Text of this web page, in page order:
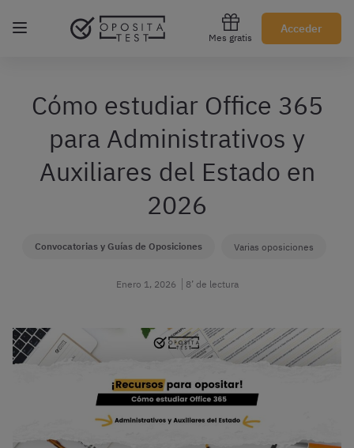
Mes gratis
Acceder
Regístrate gratis
Cómo estudiar Office 365
para Administrativos y
Auxiliares del Estado en
2026
Convocatorias y Guías de Oposiciones Varias oposiciones
Enero 1, 2026 8’ de lectura